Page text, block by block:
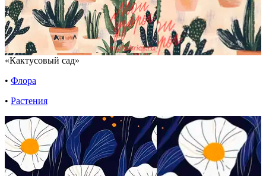
«Кактусовый сад»
• Флора
• Растения